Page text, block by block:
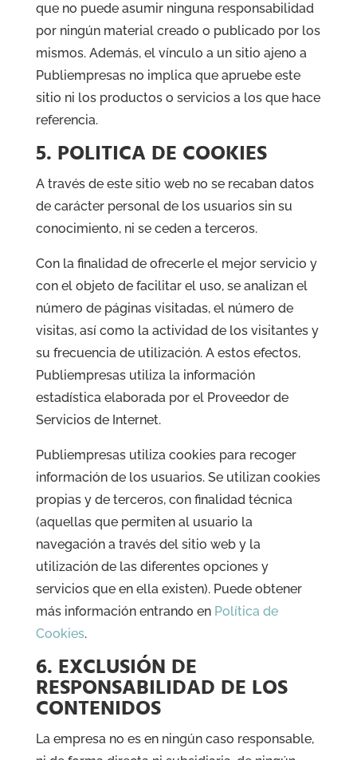
que no puede asumir ninguna responsabilidad
por ningún material creado o publicado por los
mismos. Además, el vínculo a un sitio ajeno a
Publiempresas no implica que apruebe este
sitio ni los productos o servicios a los que hace
referencia.
5. POLITICA DE COOKIES
A través de este sitio web no se recaban datos
de carácter personal de los usuarios sin su
conocimiento, ni se ceden a terceros.
Con la finalidad de ofrecerle el mejor servicio y
con el objeto de facilitar el uso, se analizan el
número de páginas visitadas, el número de
visitas, así como la actividad de los visitantes y
su frecuencia de utilización. A estos efectos,
Publiempresas utiliza la información
estadística elaborada por el Proveedor de
Servicios de Internet.
Publiempresas utiliza cookies para recoger
información de los usuarios. Se utilizan cookies
propias y de terceros, con finalidad técnica
(aquellas que permiten al usuario la
navegación a través del sitio web y la
utilización de las diferentes opciones y
servicios que en ella existen). Puede obtener
más información entrando en Política de
Cookies.
6. EXCLUSIÓN DE
RESPONSABILIDAD DE LOS
CONTENIDOS
La empresa no es en ningún caso responsable,